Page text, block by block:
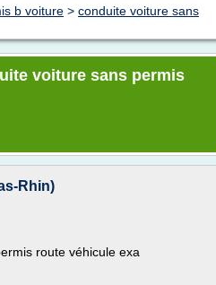
b voiture > conduite voiture sans
voiture sans permis
Rhin)
route véhicule exa